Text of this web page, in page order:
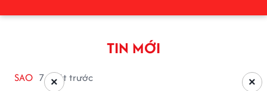
TIN MỚI
SAO 7 phút trước ×
×